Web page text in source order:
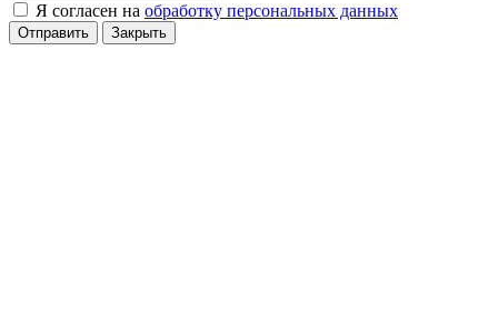
Я согласен на обработку персональных данных
Отправить Закрыть